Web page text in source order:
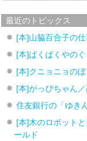
最近のトピックス
[本]山脇百合子の
[本]ぱくぱくやの
[本]クニョニョの
[本]がっぴちゃん
住友銀行の「ゆき
[本]木のロボット
ールド